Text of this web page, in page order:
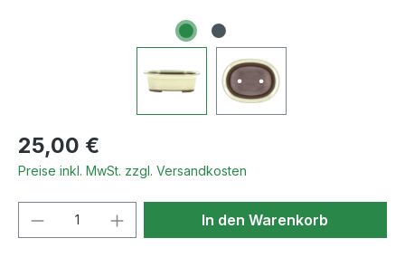
Regulärer Preis:
25,00 €
Preise inkl. MwSt. zzgl. Versandkosten
Produkt Anzahl: Gib denIn den Warenkorb